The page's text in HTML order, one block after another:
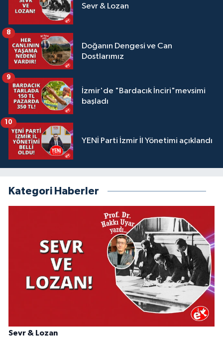
Sevr & Lozan
Doğanın Dengesi ve Can
Dostlarımız
8
İzmir'de "Bardacık İnciri"mevsimi
başladı
9
YENİ Parti İzmir İl Yönetimi açıklandı
10
Kategori Haberler
Sevr & Lozan